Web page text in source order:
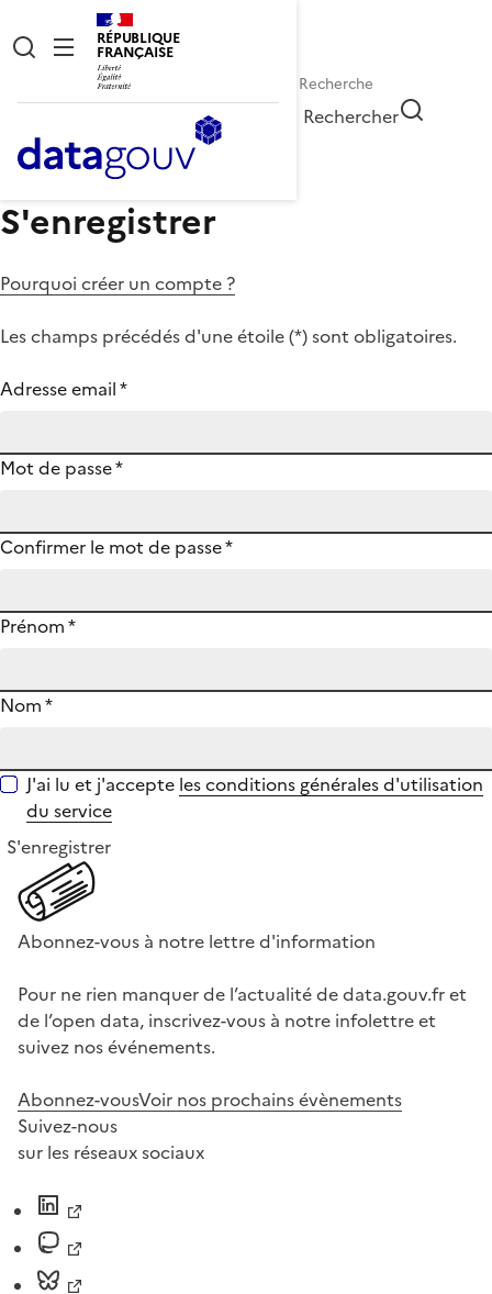
RÉPUBLIQUE
FRANÇAISE
Rechercher
S'enregistrer
Pourquoi créer un compte ?
Les champs précédés d'une étoile (*) sont obligatoires.
Adresse email*
Mot de passe*
Confirmer le mot de passe*
Prénom*
Nom*
J'ai lu et j'accepte les conditions générales d'utilisation
du service
S'enregistrer
Abonnez-vous à notre lettre d'information
Pour ne rien manquer de l’actualité de data.gouv.fr et
de l’open data, inscrivez-vous à notre infolettre et
suivez nos événements.
Abonnez-vousVoir nos prochains évènements
Suivez-nous
sur les réseaux sociaux